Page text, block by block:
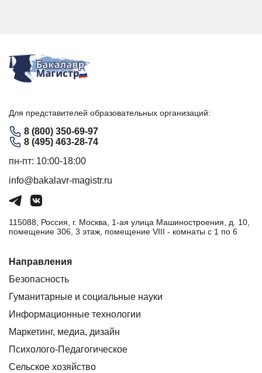
Для представителей образовательных организаций:
8 (800) 350-69-97
8 (495) 463-28-74
пн-пт: 10:00-18:00
info@bakalavr-magistr.ru
115088, Россия, г. Москва, 1-ая улица Машиностроения, д. 10,
помещение 306, 3 этаж, помещение VIII - комнаты с 1 по 6
Направления
Безопасность
Гуманитарные и социальные науки
Информационные технологии
Маркетинг, медиа, дизайн
Психолого-Педагогическое
Сельское хозяйство